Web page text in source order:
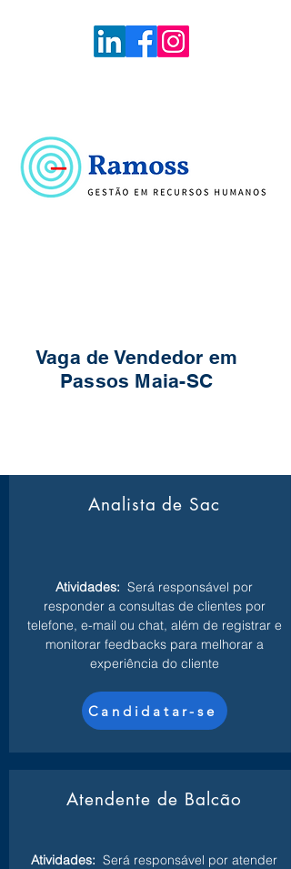
Vaga de Vendedor em
Passos Maia-SC
Analista de Sac
Atividades: Será responsável por
responder a consultas de clientes por
telefone, e-mail ou chat, além de registrar e
monitorar feedbacks para melhorar a
experiência do cliente
Candidatar-se
Atendente de Balcão
Atividades: Será responsável por atender